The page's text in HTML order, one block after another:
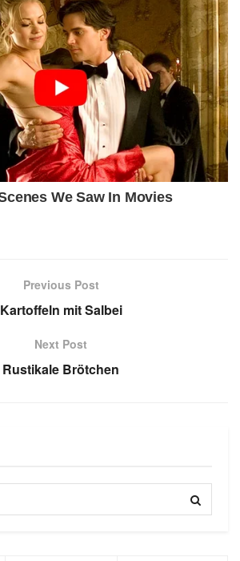
Previous Post
Kartoffeln mit Salbei
Next Post
Rustikale Brötchen